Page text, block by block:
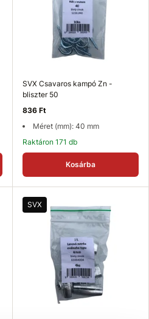
SVX Csavaros kampó Zn -
bliszter 50
836 Ft
Méret (mm): 40 mm
Raktáron 171 db
Kosárba
SVX